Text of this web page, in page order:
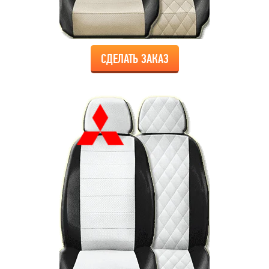
СДЕЛАТЬ ЗАКАЗ